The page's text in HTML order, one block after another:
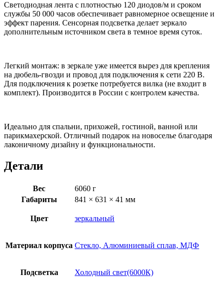
Светодиодная лента с плотностью 120 диодов/м и сроком
службы 50 000 часов обеспечивает равномерное освещение и
эффект парения. Сенсорная подсветка делает зеркало
дополнительным источником света в темное время суток.
Легкий монтаж: в зеркале уже имеется вырез для крепления
на дюбель-гвозди и провод для подключения к сети 220 В.
Для подключения к розетке потребуется вилка (не входит в
комплект). Производится в России с контролем качества.
Идеально для спальни, прихожей, гостиной, ванной или
парикмахерской. Отличный подарок на новоселье благодаря
лаконичному дизайну и функциональности.
Детали
Вес
6060 г
Габариты
841 × 631 × 41 мм
Цвет зеркальный
Материал корпуса Стекло, Алюминиевый сплав, МДФ
Подсветка Холодный свет(6000К)